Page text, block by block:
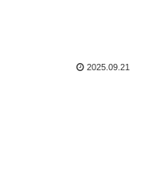
2025.09.21